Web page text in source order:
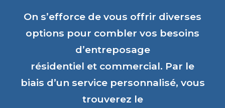
On s’efforce de vous offrir diverses
options pour combler vos besoins
d’entreposage
résidentiel et commercial. Par le
biais d’un service personnalisé, vous
trouverez le